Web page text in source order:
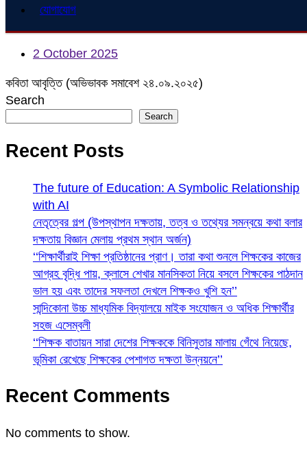
যোগাযোগ
2 October 2025
কবিতা আবৃত্তি (অভিভাবক সমাবেশ ২৪.০৯.২০২৫)
Search
Search
Recent Posts
The future of Education: A Symbolic Relationship
with AI
নেতৃত্বের গল্প (উপস্থাপন দক্ষতায়, তত্ব ও তথ্যের সমন্বয়ে কথা বলার
দক্ষতায় বিজ্ঞান মেলায় প্রথম স্থান অর্জন)
‘‘শিক্ষার্থীরাই শিক্ষা প্রতিষ্ঠানের প্রাণ। তারা কথা শুনলে শিক্ষকের কাজের
আগ্রহ বৃদ্ধি পায়, ক্লাসে শেখার মানসিকতা নিয়ে বসলে শিক্ষকের পাঠদান
ভাল হয় এবং তাদের সফলতা দেখলে শিক্ষকও খুশি হন’’
সান্দিকোনা উচ্চ মাধ্যমিক বিদ্যালয়ে মাইক সংযোজন ও অধিক শিক্ষার্থীর
সহজ এসেম্বলী
‘‘শিক্ষক বাতায়ন সারা দেশের শিক্ষককে বিনিসুতার মালায় গেঁথে নিয়েছে,
ভূমিকা রেখেছে শিক্ষকের পেশাগত দক্ষতা উন্নয়নে’’
Recent Comments
No comments to show.